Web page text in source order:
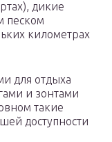
дикие
песком
километрах
для отдыха
и зонтами
такие
доступности